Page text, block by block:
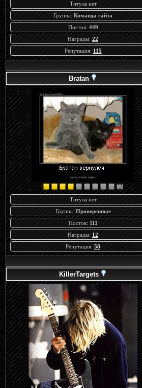
Титула нет
Группа: Команда сайта
Постов: 449
Награды: 22
Репутация: 115
Bratan
Титула нет
Группа: Проверенные
Постов: 111
Награды: 12
Репутация: 58
KillerTargets